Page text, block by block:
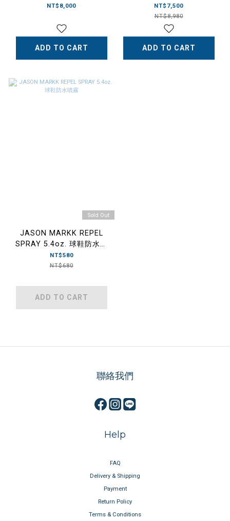
DONALD DUCK 唐老鴨 黛
NT$8,000
ADD TO CART
小兵 泡泡瑪特
NT$7,500
NT$8,980
ADD TO CART
Sold Out
JASON MARKK REPEL
SPRAY 5.4oz. 球鞋防水噴
霧
NT$580
NT$680
ADD TO CART
聯絡我們
Help
FAQ
Delivery & Shipping
Payment
Return Policy
Terms & Conditions